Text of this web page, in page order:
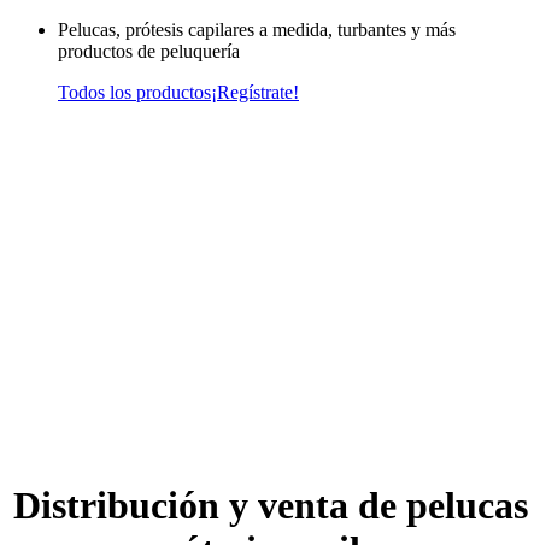
Pelucas, prótesis capilares a medida, turbantes y más
productos de peluquería
Todos los productos¡Regístrate!
Distribución y venta de pelucas